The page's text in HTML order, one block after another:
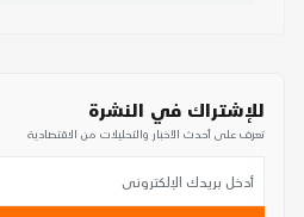
للإشتراك في النشرة
تعرف على أحدث الأخبار والتحليلات من الاقتصادية